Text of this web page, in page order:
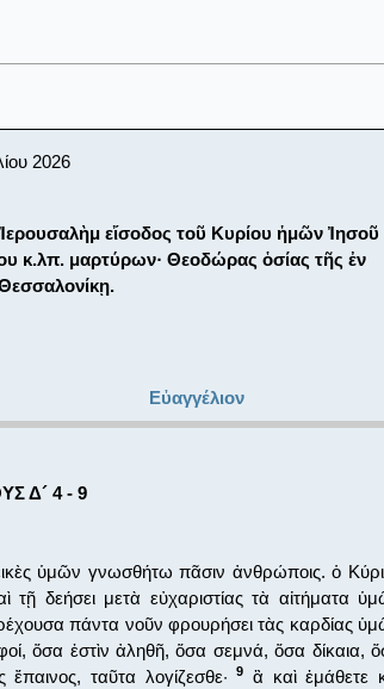
2026
εἴσοδος τοῦ Κυρίου ἡμῶν Ἰησοῦ
κ.λπ. μαρτύρων· Θεοδώρας ὁσίας τῆς ἐν
Εὐαγγέλιον
Δ´ 4 - 9
ὑμῶν γνωσθήτω πᾶσιν ἀνθρώποις. ὁ
δεήσει μετὰ εὐχαριστίας τὰ αἰτήματα
πάντα νοῦν φρουρήσει τὰς καρδίας
ὅσα ἐστὶν ἀληθῆ, ὅσα σεμνά, ὅσα δίκαια,
ταῦτα λογίζεσθε·9
ἃ καὶ ἐμάθετε